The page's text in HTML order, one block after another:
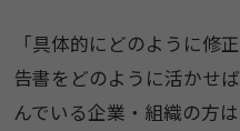
「具体的にどのように修
告書をどのように活かせ
んでいる企業・組織の方